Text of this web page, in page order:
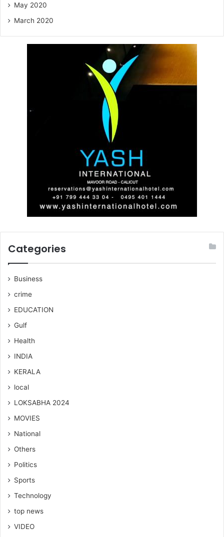
May 2020
March 2020
Categories
Business
crime
EDUCATION
Gulf
Health
INDIA
KERALA
local
LOKSABHA 2024
MOVIES
National
Others
Politics
Sports
Technology
top news
VIDEO